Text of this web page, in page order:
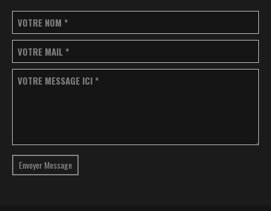
VOTRE NOM *
VOTRE MAIL *
VOTRE MESSAGE ICI *
Envoyer Message